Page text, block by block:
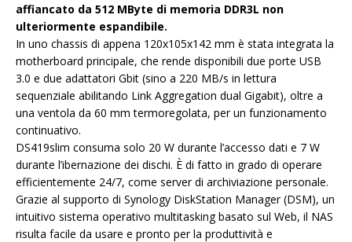
affiancato da 512 MByte di memoria DDR3L non
ulteriormente espandibile.
In uno chassis di appena 120x105x142 mm è stata integrata la
motherboard principale, che rende disponibili due porte USB
3.0 e due adattatori Gbit (sino a 220 MB/s in lettura
sequenziale abilitando Link Aggregation dual Gigabit), oltre a
una ventola da 60 mm termoregolata, per un funzionamento
continuativo.
DS419slim consuma solo 20 W durante l’accesso dati e 7 W
durante l’ibernazione dei dischi. È di fatto in grado di operare
efficientemente 24/7, come server di archiviazione personale.
Grazie al supporto di Synology DiskStation Manager (DSM), un
intuitivo sistema operativo multitasking basato sul Web, il NAS
risulta facile da usare e pronto per la produttività e